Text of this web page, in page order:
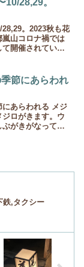
。2023秋も花
山コロナ禍では
て開催されてい
らない時には、
節にあらわれ
あらわれる メジ
ロがきます。ウ
がきがなって
鉄,タクシー